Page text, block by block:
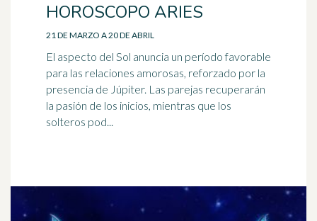
HOROSCOPO ARIES
21 DE MARZO A 20 DE ABRIL
El aspecto del Sol anuncia un período favorable
para las relaciones amorosas, reforzado por la
presencia de Júpiter. Las parejas recuperarán
la pasión de los inicios, mientras que los
solteros pod...